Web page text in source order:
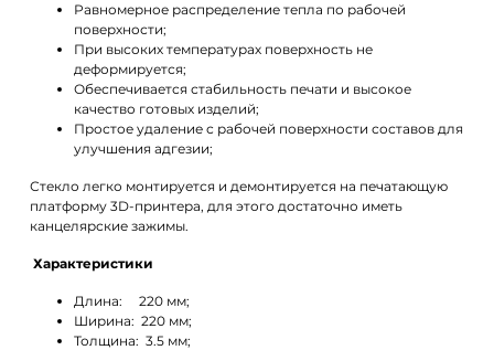
Равномерное распределение тепла по рабочей
поверхности;
При высоких температурах поверхность не
деформируется;
Обеспечивается стабильность печати и высокое
качество готовых изделий;
Простое удаление с рабочей поверхности составов для
улучшения адгезии;
Стекло легко монтируется и демонтируется на печатающую
платформу 3D-принтера, для этого достаточно иметь
канцелярские зажимы.
Характеристики
Длина: 220 мм;
Ширина: 220 мм;
Толщина: 3.5 мм;